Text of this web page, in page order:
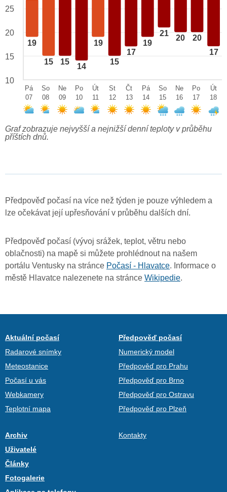
19
15 15
14
19
15
17
19
21
20 20
17
25
20
15
10
Pá
07
So
08
Ne
09
Po
10
Út
11
St
12
Čt
13
Pá
14
So
15
Ne
16
Po
17
Út
18
Graf zobrazuje nejvyšší a nejnižší denní teploty v průběhu
příštích dnů.
Předpověď počasí na více než týden je pouze výhledem a
lze očekávat její upřesňování v průběhu dalších dní.
Předpověď počasí (vývoj srážek, teplot, větru nebo
oblačnosti) na mapě si můžete prohlédnout na našem
portálu Ventusky na stránce Počasí - Hlavatce. Informace o
městě Hlavatce nalezenete na stránce Wikipedie.
Aktuální počasí
Radarové snímky
Meteostanice
Počasí u vás
Webkamery
Teplotní mapa
Předpověď počasí
Numerický model
Předpověď pro Prahu
Předpověď pro Brno
Předpověď pro Ostravu
Předpověď pro Plzeň
Archiv
Uživatelé
Články
Fotogalerie
Kontakty